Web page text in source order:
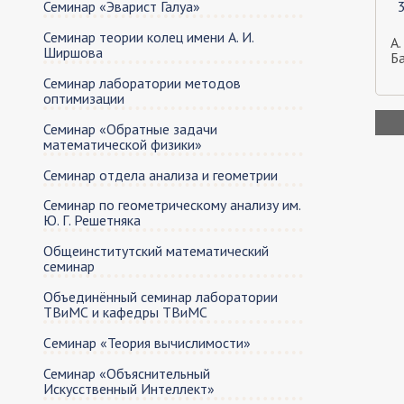
А.
Семинар «Эварист Галуа»
Семинар теории колец имeни А. И.
Ширшова
Семинар лаборатории методов
оптимизации
Семинар «Обратные задачи
математической физики»
Семинар отдела анализа и геометрии
Семинар по геометрическому анализу им.
Ю. Г. Решетняка
Общеинститутский математический
семинар
Объединённый семинар лаборатории
ТВиМС и кафедры ТВиМС
Cеминар «Теория вычислимости»
Семинар «Объяснительный
Искусственный Интеллект»